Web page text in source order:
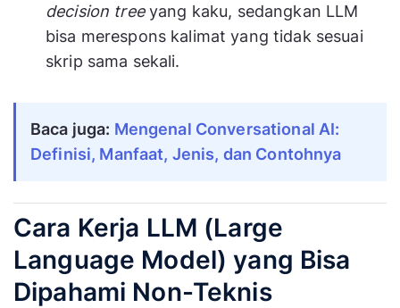
decision treeyang kaku, sedangkan LLM
bisa merespons kalimat yang tidak sesuai
skrip sama sekali.
Baca juga: Mengenal Conversational AI:
Definisi, Manfaat, Jenis, dan Contohnya
Cara Kerja LLM (Large
Language Model) yang Bisa
Dipahami Non-Teknis